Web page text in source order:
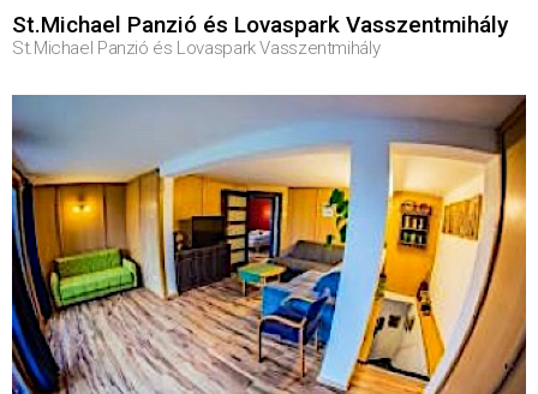
St.Michael Panzió és Lovaspark Vasszentmihály
St.Michael Panzió és Lovaspark Vasszentmihály